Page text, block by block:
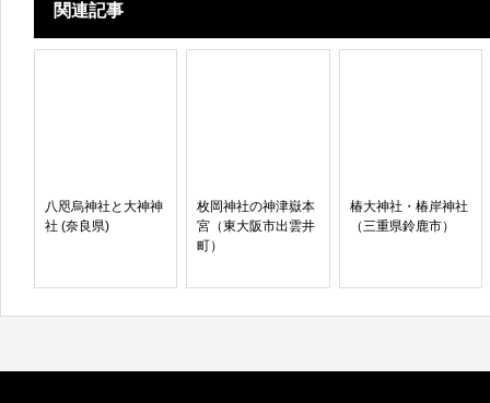
関連記事
八咫烏神社と大神神
社 (奈良県)
枚岡神社の神津嶽本
宮（東大阪市出雲井
町）
椿大神社・椿岸神社
（三重県鈴鹿市）